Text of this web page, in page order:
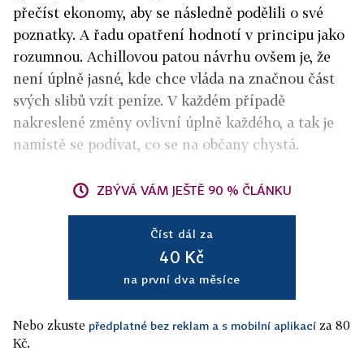
přečíst ekonomy, aby se následně podělili o své
poznatky. A řadu opatření hodnotí v principu jako
rozumnou. Achillovou patou návrhu ovšem je, že
není úplně jasné, kde chce vláda na značnou část
svých slibů vzít peníze. V každém případě
nakreslené změny ovlivní úplně každého, a tak je
namístě se podívat, co se na občany chystá.
ZBÝVÁ VÁM JEŠTĚ 90 % ČLÁNKU
Číst dál za
40 Kč
na první dva měsíce
Nebo zkuste předplatné bez reklam a s mobilní aplikací za 80
Kč.